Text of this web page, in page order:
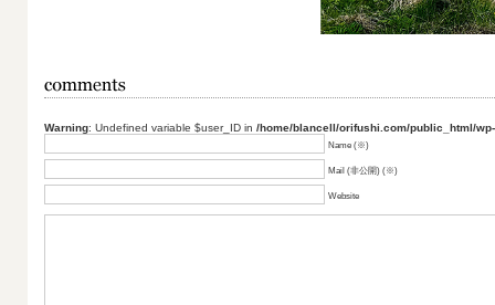
Warning: Undefined variable $user_ID in /home/blancell/orifushi.com/public_html/
Name (※)
Mail (非公開) (※)
Website